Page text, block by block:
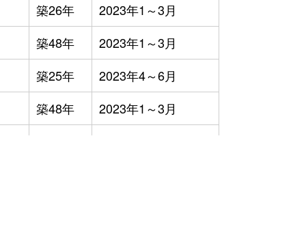
築26年
2023年1～3月
築48年
2023年1～3月
築25年
2023年4～6月
築48年
2023年1～3月